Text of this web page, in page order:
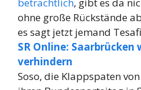
ohne große Rückstände
es sagt jetzt jemand
SR Online:
verhindern
Soso, die Klappspaten